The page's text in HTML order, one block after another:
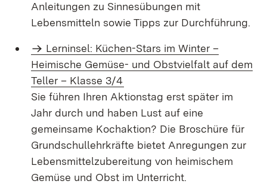
Anleitungen zu Sinnesübungen mit
Lebensmitteln sowie Tipps zur Durchführung.
Lerninsel: Küchen-Stars im Winter –
Heimische Gemüse- und Obstvielfalt auf dem
Teller – Klasse 3/4
Sie führen Ihren Aktionstag erst später im
Jahr durch und haben Lust auf eine
gemeinsame Kochaktion? Die Broschüre für
Grundschullehrkräfte bietet Anregungen zur
Lebensmittelzubereitung von heimischem
Gemüse und Obst im Unterricht.